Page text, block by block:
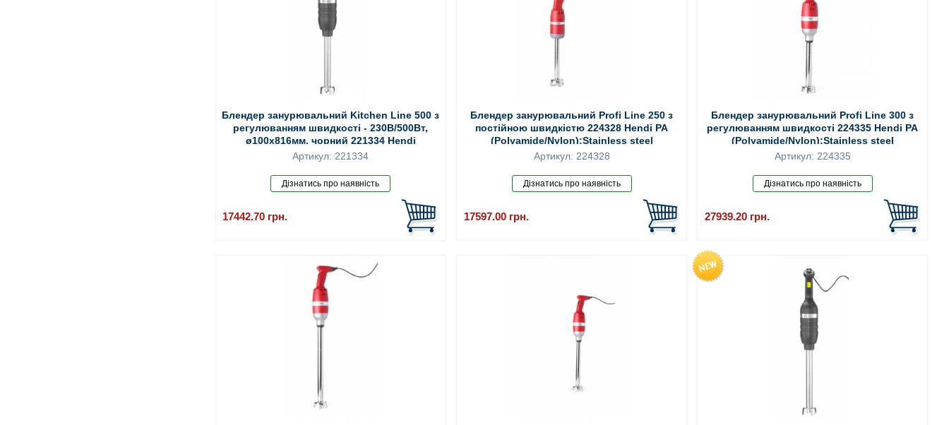
Блендер занурювальний Kitchen Line 500 з
регулюванням швидкості - 230В/500Вт,
ø100x816мм, чорний 221334 Hendi
Артикул: 221334
17442.70 грн.
Блендер занурювальний Profi Line 250 з
постійною швидкістю 224328 Hendi PA
(Polyamide/Nylon);Stainless steel
Артикул: 224328
17597.00 грн.
Блендер занурювальний Profi Line 300 з
регулюванням швидкості 224335 Hendi PA
(Polyamide/Nylon);Stainless steel
Артикул: 224335
27939.20 грн.